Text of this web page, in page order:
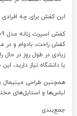
این کفش برای چه
کفش راحت، بادوام و در
زیادی در طول روز در
یا دانشگاه نیاز دارید،
همچنین طراحی مینیمال
لباس‌ها و استایل‌های
جمع‌بندی